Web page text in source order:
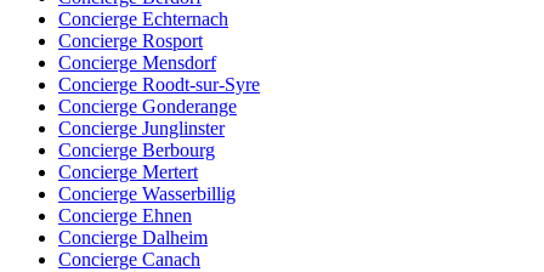
Concierge Echternach
Concierge Rosport
Concierge Mensdorf
Concierge Roodt-sur-Syre
Concierge Gonderange
Concierge Junglinster
Concierge Berbourg
Concierge Mertert
Concierge Wasserbillig
Concierge Ehnen
Concierge Dalheim
Concierge Canach